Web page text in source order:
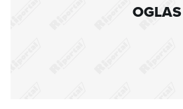
OGLAS